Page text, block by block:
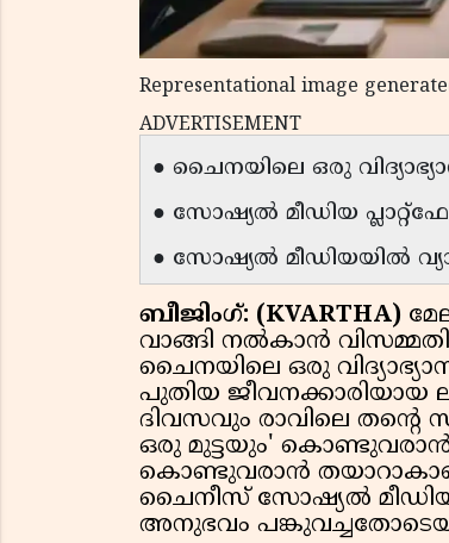
Representational image
ADVERTISEMENT
● ചൈനയിലെ ഒരു
● സോഷ്യൽ മീഡിയ
● സോഷ്യൽ മീഡിയയിൽ
ബീജിംഗ്: (KVARTHA)
വാങ്ങി നല്‍കാന്‍
ചൈനയിലെ ഒരു
പുതിയ
ദിവസവും രാവിലെ
ഒരു മുട്ടയും' കൊണ്ടുവരാന്‍
കൊണ്ടുവരാന്‍
ചൈനീസ് സോഷ്യല്‍
അനുഭവം